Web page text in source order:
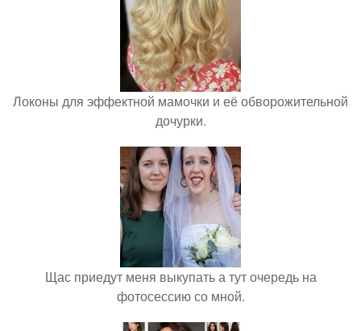
Локоны для эффектной мамочки и её обворожительной
дочурки.
Щас приедут меня выкупать а тут очередь на
фотосессию со мной.